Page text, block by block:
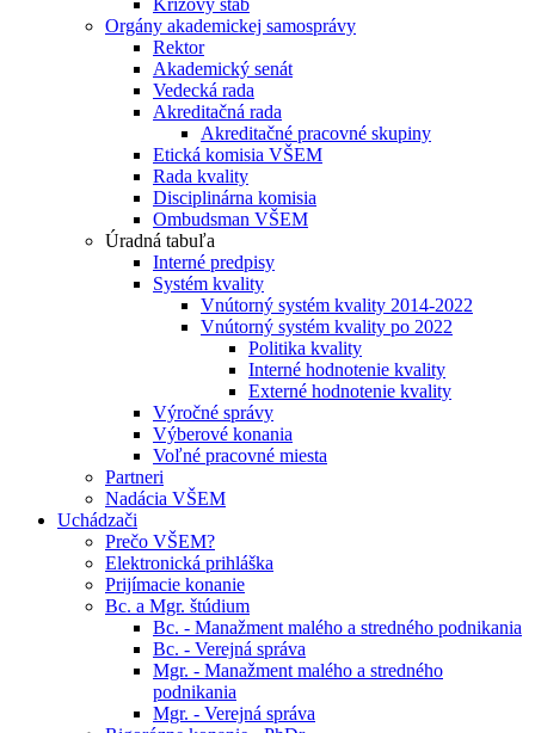
Krízový štáb
Orgány akademickej samosprávy
Rektor
Akademický senát
Vedecká rada
Akreditačná rada
Akreditačné pracovné skupiny
Etická komisia VŠEM
Rada kvality
Disciplinárna komisia
Ombudsman VŠEM
Úradná tabuľa
Interné predpisy
Systém kvality
Vnútorný systém kvality 2014-2022
Vnútorný systém kvality po 2022
Politika kvality
Interné hodnotenie kvality
Externé hodnotenie kvality
Výročné správy
Výberové konania
Voľné pracovné miesta
Partneri
Nadácia VŠEM
Uchádzači
Prečo VŠEM?
Elektronická prihláška
Prijímacie konanie
Bc. a Mgr. štúdium
Bc. - Manažment malého a stredného podnikania
Bc. - Verejná správa
Mgr. - Manažment malého a stredného
podnikania
Mgr. - Verejná správa